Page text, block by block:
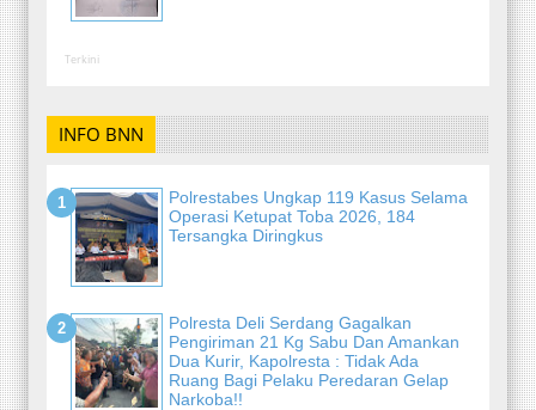
Terkini
INFO BNN
Polrestabes Ungkap 119 Kasus Selama
Operasi Ketupat Toba 2026, 184
Tersangka Diringkus
Polresta Deli Serdang Gagalkan
Pengiriman 21 Kg Sabu Dan Amankan
Dua Kurir, Kapolresta : Tidak Ada
Ruang Bagi Pelaku Peredaran Gelap
Narkoba!!